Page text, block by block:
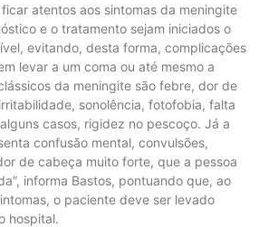
atentos aos sintomas da meningite
e o tratamento sejam iniciados o
evitando, desta forma, complicações
levar a um coma ou até mesmo a
da meningite são febre, dor de
sonolência, fotofobia, falta
casos, rigidez no pescoço. Já a
confusão mental, convulsões,
de cabeça muito forte, que a pessoa
informa Bastos, pontuando que, ao
o paciente deve ser levado
hospital.